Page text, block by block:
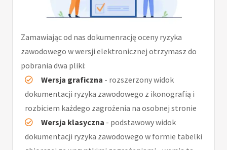
Zamawiając od nas dokumenrację oceny ryzyka
zawodowego w wersji elektronicznej otrzymasz do
pobrania dwa pliki:
Wersja graficzna - rozszerzony widok
dokumentacji ryzyka zawodowego z ikonografią i
rozbiciem każdego zagrożenia na osobnej stronie
Wersja klasyczna - podstawowy widok
dokumentacji ryzyka zawodowego w formie tabelki